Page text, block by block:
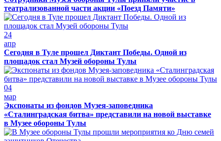
театрализованной части акции «Поезд Памяти»
24
апр
Сегодня в Туле прошел Диктант Победы. Одной из
площадок стал Музей обороны Тулы
04
мар
Экспонаты из фондов Музея-заповедника
«Сталинградская битва» представили на новой выставке
в Музее обороны Тулы